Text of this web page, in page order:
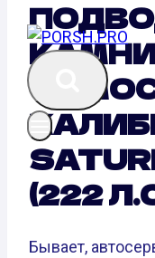
(222
Бывает,